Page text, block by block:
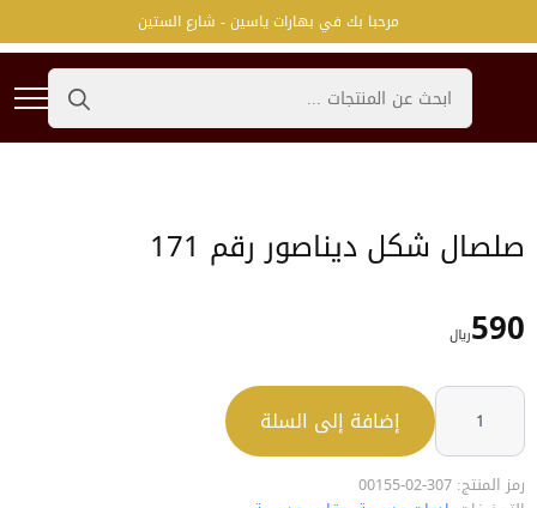
مرحبا بك في بهارات ياسين - شارع الستين
Search
for:
صلصال شكل ديناصور رقم 171
590﷼
كمية
صلصال
رقم
إضافة إلى السلة
رمز المنتج: 307-02-00155